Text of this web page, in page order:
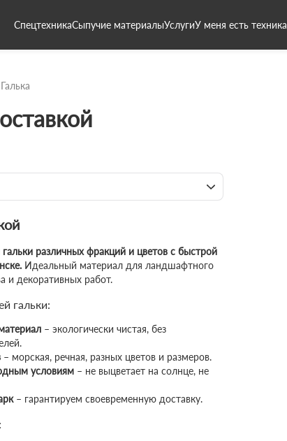
СпецтехникаСыпучие материалыУслугиУ меня есть техника
Галька
различных фракций и цветов с быстрой
Идеальный материал для ландшафтного
и декоративных работ.
гальки:
– экологически чистая, без
– морская, речная, разных цветов и размеров.
условиям – не выцветает на солнце, не
– гарантируем своевременную доставку.